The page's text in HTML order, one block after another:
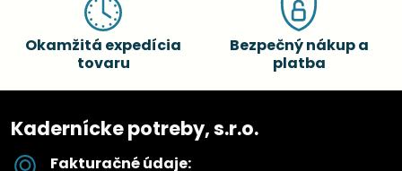
Okamžitá expedícia
tovaru
Bezpečný nákup a
platba
Kadernícke potreby, s.r.o.
Fakturačné údaje: